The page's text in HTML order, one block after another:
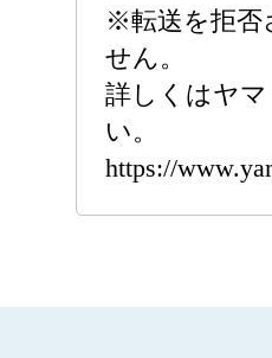
※転送を拒否
せん。
詳しくはヤ
い。
https://